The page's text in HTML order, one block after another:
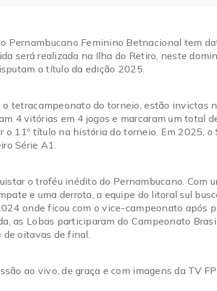
Pernambucano Feminino Betnacional tem
será realizada na Ilha do Retiro, neste
o título da edição 2025.
o tetracampeonato do torneio, estão invictas
4 vitórias em 4 jogos e marcaram um total
o 11º título na história do torneio. Em 2025, o
Série A1.
o troféu inédito do Pernambucano. Com
e uma derrota, a equipe do litoral sul
onde ficou com o vice-campeonato após
as Lobas participaram do Campeonato
oitavas de final.
ao vivo, de graça e com imagens da TV